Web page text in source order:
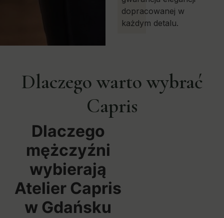
dopracowanej w
każdym detalu.
Dlaczego warto wybrać
Capris
Dlaczego
mężczyźni
wybierają
Atelier Capris
w Gdańsku